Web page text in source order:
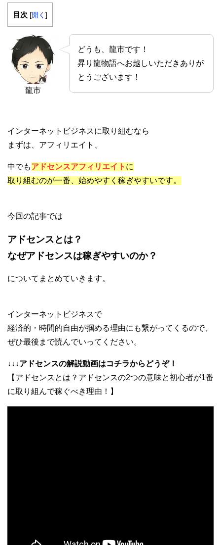
目次 [開く ]
龍市
どうも、龍市です！
昇り龍物語へお越しいただきありが
とうございます！
インターネットビジネスに取り組むなら
まずは、アフィリエイト、
中でもアドセンスアフィリエイト に
取り組むのが一番、始めやすく稼ぎやすいです。
今回の記事では
アドセンスとは？
なぜアドセンスは稼ぎやすいのか？
についてまとめていきます。
インターネットビジネスで
経済的・時間的自由が掴める理由にも繋がってくるので、
ぜひ最後まで読んでいってください。
↓↓↓アドセンスの解説動画はコチラからどうぞ！
【アドセンスとは？アドセンスの2つの意味と初心者が1番
に取り組んで稼ぐべき理由！】